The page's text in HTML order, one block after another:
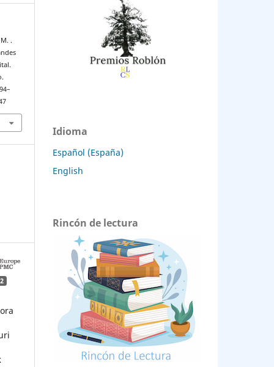
.
2
Idioma
Español (España)
English
Rincón de lectura